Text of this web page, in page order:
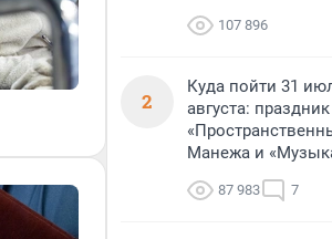
107 896
2
Куда пойти 31
августа:
Манежа и
87 983 7